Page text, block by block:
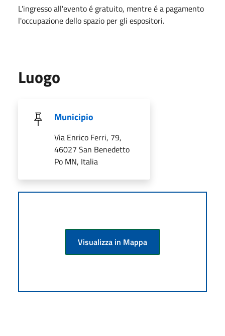
L'ingresso all'evento é gratuito, mentre é a pagamento
l'occupazione dello spazio per gli espositori.
Luogo
Municipio
Via Enrico Ferri, 79,
46027 San Benedetto
Po MN, Italia
Visualizza in Mappa